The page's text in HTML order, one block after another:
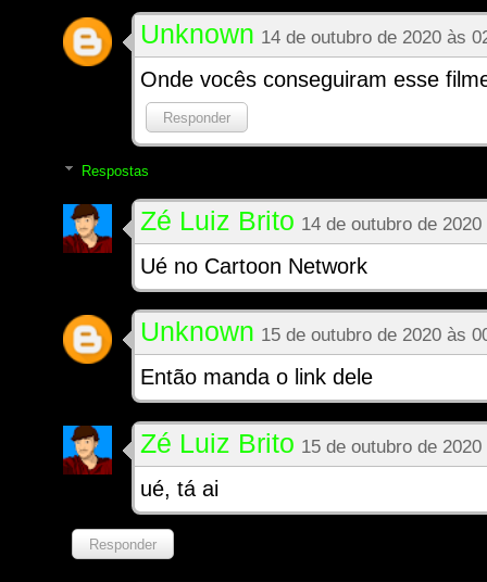
Unknown 14 de outubro de 2020 às
Onde vocês conseguiram esse
Responder
Respostas
Zé Luiz Brito 14 de outubro de
Ué no Cartoon Network
Unknown 15 de outubro de 2020 às
Então manda o link dele
Zé Luiz Brito 15 de outubro de
ué, tá ai
Responder